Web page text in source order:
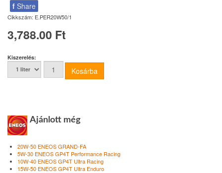
f Share
Cikkszám: E.PER20W50/1
3,788.00 Ft
Kiszerelés:
Ajánlott még
20W-50 ENEOS GRAND-FA
5W-30 ENEOS GP4T Performance Racing
10W-40 ENEOS GP4T Ultra Racing
15W-50 ENEOS GP4T Ultra Enduro